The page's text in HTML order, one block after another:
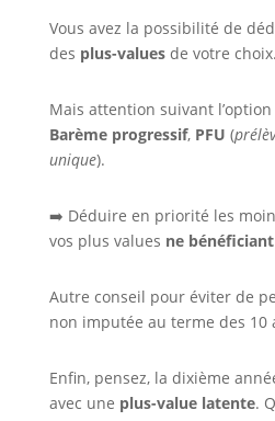
Vous avez la possibilité de
des plus-valuesde votre choix.
Mais attention suivant
Barème progressif, PFU (
unique).
➡️ Déduire en priorité les
vos plus values ne
Autre conseil pour éviter de
non imputée au terme des 10
Enfin, pensez, la dixième
avec une plus-value latente.